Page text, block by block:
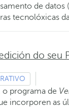
de datos
tecnolóxicas
do seu
o programa de
incorporen as